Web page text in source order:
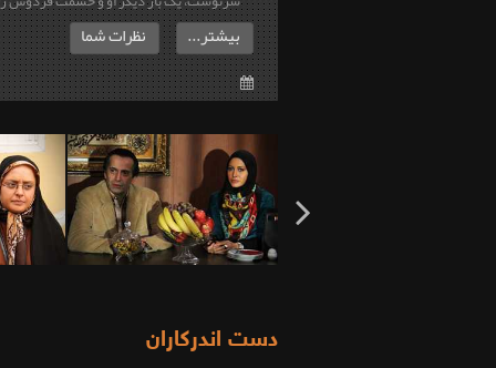
بیشتر... نظرات شما
دست اندرکاران